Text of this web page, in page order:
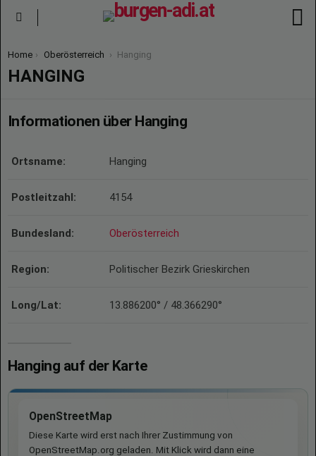
You are here:
Home Oberösterreich Hanging
HANGING
Informationen über Hanging
Ortsname: Hanging
Postleitzahl: 4154
Bundesland: Oberösterreich
Region: Politischer Bezirk Grieskirchen
Long/Lat: 13.886200° / 48.366290°
Hanging auf der Karte
OpenStreetMap
Diese Karte wird erst nach Ihrer Zustimmung von
OpenStreetMap.org geladen. Mit Klick wird dann eine